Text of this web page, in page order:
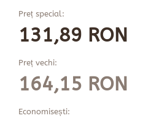
Preț special:
131,89 RON
Preț vechi:
164,15 RON
Economisești: